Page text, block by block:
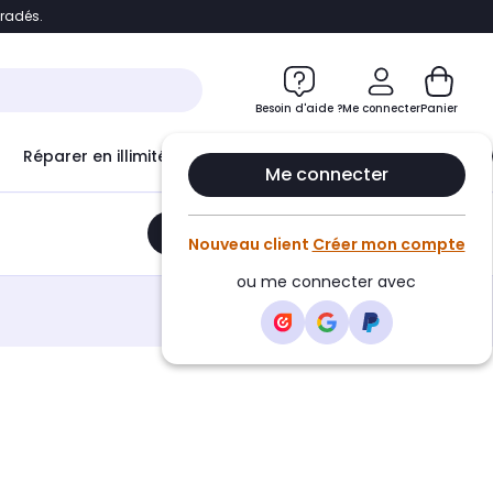
Accéder directement au chatbot
Besoin d'aide ?Me connecter
Me connecter
Nouveau client Créer mon compte
ou me connecter avec
Panier
Réparer en illimité avec Le Club Infinity
Ajouter au panier